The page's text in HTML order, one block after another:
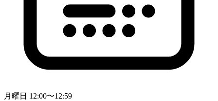
月曜日 12:00〜12:59